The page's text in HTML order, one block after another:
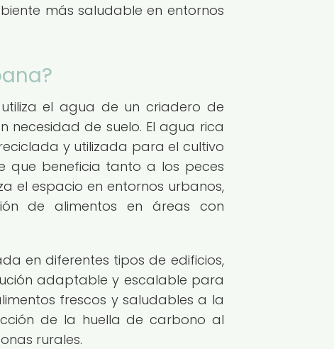
más saludable en entornos
el agua de un criadero de
necesidad de suelo. El agua rica
y utilizada para el cultivo
que beneficia tanto a los peces
el espacio en entornos urbanos,
de alimentos en áreas con
en diferentes tipos de edificios,
adaptable y escalable para
frescos y saludables a la
de la huella de carbono al
rurales.